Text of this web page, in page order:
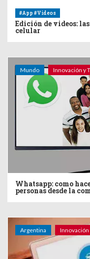
#App #Videos
Edición de videos:
celular
Mundo Innovación y
Whatsapp: como
personas desde la
Argentina Innovación